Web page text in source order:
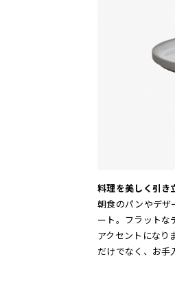
料理を美しく引き
朝食のパンやデザ
ート。フラットな
アクセントになり
だけでなく、お手